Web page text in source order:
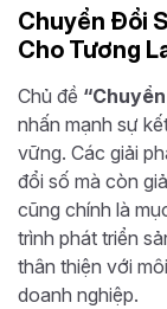
Chuyển Đổi
Cho Tương
Chủ đề
nhấn mạnh sự
vững. Các giải
đổi số mà còn
cũng chính là
trình phát triển
thân thiện với
doanh nghiệp.